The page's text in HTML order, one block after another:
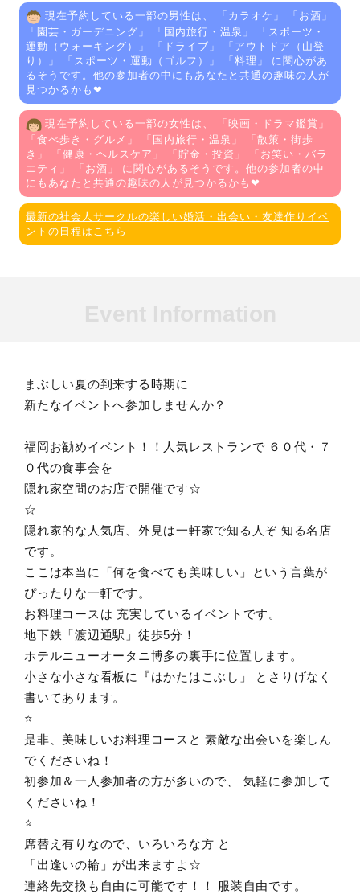
現在予約している一部の男性は、 「 カラオケ 」 「 お酒 」
「園芸・ガーデニング 」 「国内旅行・温泉 」 「スポーツ・
運動（ウォーキング）
」 「 ドライブ 」 「アウトドア（山登
り）
」 「スポーツ・運動（ゴルフ） 」 「料理 」 に関心があ
るそうです。他の参加者の中にもあなたと共通の趣味の人が
見つかるかも❤
現在予約している一部の女性は、 「 映画・ドラマ鑑賞 」
「食べ歩き・グルメ 」 「国内旅行・温泉 」 「散策・街歩
き 」 「健康・ヘルスケア 」 「貯金・投資 」 「お笑い・バラ
エティ 」 「お酒 」 に関心があるそうです。他の参加者の中
にもあなたと共通の趣味の人が見つかるかも❤
最新の社会人サークルの楽しい婚活・出会い・友達作りイベ
ントの日程はこちら
まぶしい夏の到来する時期に
新たなイベントへ参加しませんか？
福岡お勧めイベント！！人気レストランで ６０代・７
０代の食事会を
隠れ家空間のお店で開催です☆
☆
隠れ家的な人気店、外見は一軒家で知る人ぞ 知る名店
です。
ここは本当に「何を食べても美味しい」という言葉が
ぴったりな一軒です。
お料理コースは 充実しているイベントです。
地下鉄「渡辺通駅」徒歩5分！
ホテルニューオータニ博多の裏手に位置します。
小さな小さな看板に『はかたはこぶし」 とさりげなく
書いてあります。
⭐️
是非、美味しいお料理コースと 素敵な出会いを楽しん
でくださいね！
初参加＆一人参加者の方が多いので、 気軽に参加して
くださいね！
⭐️
席替え有りなので、いろいろな方 と
「出逢いの輪」が出来ますよ☆
連絡先交換も自由に可能です！！ 服装自由です。